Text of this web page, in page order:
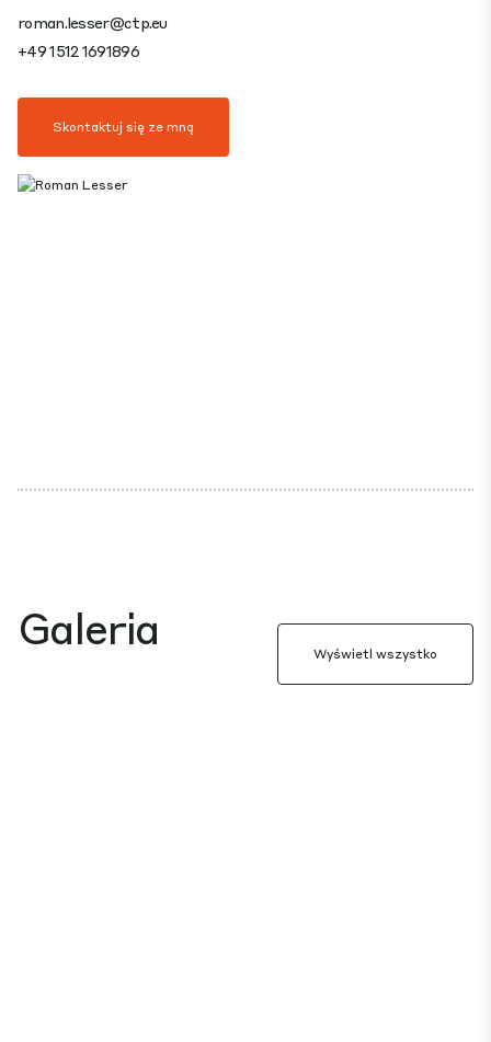
roman.lesser@ctp.eu
+49 1512 1691896
Skontaktuj się ze mną
Galeria Wyświetl wszystko